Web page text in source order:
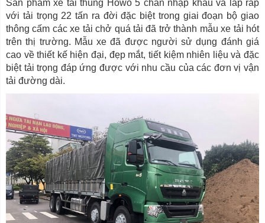
Sản phẩm xe tải thùng Howo 5 chân nhập khẩu và lắp ráp
với tải trọng 22 tấn ra đời đặc biệt trong giai đoạn bộ giao
thông cấm các xe tải chở quá tải đã trở thành mẫu xe tải hót
trên thị trường. Mẫu xe đã được người sử dụng đánh giá
cao về thiết kế hiện đại, đẹp mắt, tiết kiệm nhiên liệu và đặc
biệt tải trọng đáp ứng được với nhu cầu của các đơn vị vận
tải đường dài.